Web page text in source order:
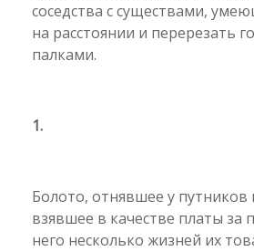
соседства с существами,
на расстоянии и перерезать
палками.
1.
Болото, отнявшее у путников
взявшее в качестве платы за
него несколько жизней их